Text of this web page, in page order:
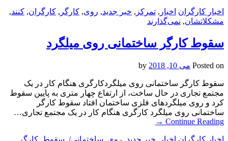
اخبار کارگران اخبار , تمرکز , خبر جدید, روی, کارگر , کارگران, کنند,
مشکلاتشان, نمی‌گذارند
سقوط کارگر ساختمانی روی میلگرد
Posted on می 10, 2018
سقوط کارگر ساختمانی روی میلگردکارگری هنگام کار در یک
مجتمع تجاری در حال ساخت، از ارتفاع چهار متری به پایین سقوط
کرد و روی میلگردهای فلزی ساختمان افتاد سقوط کارگر
ساختمانی روی میلگرد کارگری هنگام کار در یک مجتمع تجاری…
Continue Reading
→
اخبار کارگران اخبار , خبر جدید, روی, ساختمانی/, سقوط, کارگر ,